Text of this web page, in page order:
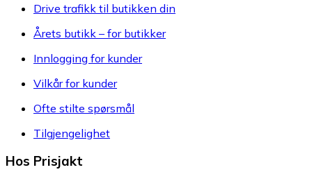
Drive trafikk til butikken din
Årets butikk – for butikker
Innlogging for kunder
Vilkår for kunder
Ofte stilte spørsmål
Tilgjengelighet
Hos Prisjakt